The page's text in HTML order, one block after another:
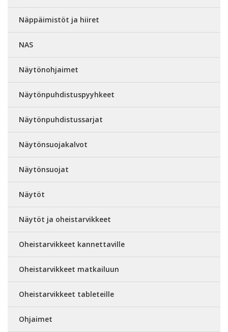
Näppäimistöt ja hiiret
NAS
Näytönohjaimet
Näytönpuhdistuspyyhkeet
Näytönpuhdistussarjat
Näytönsuojakalvot
Näytönsuojat
Näytöt
Näytöt ja oheistarvikkeet
Oheistarvikkeet kannettaville
Oheistarvikkeet matkailuun
Oheistarvikkeet tableteille
Ohjaimet